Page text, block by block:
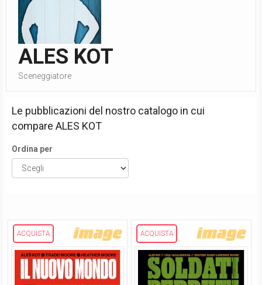
ALES KOT
Sceneggiatore
Le pubblicazioni del nostro catalogo in cui
compare ALES KOT
Ordina per
ACQUISTA ACQUISTA